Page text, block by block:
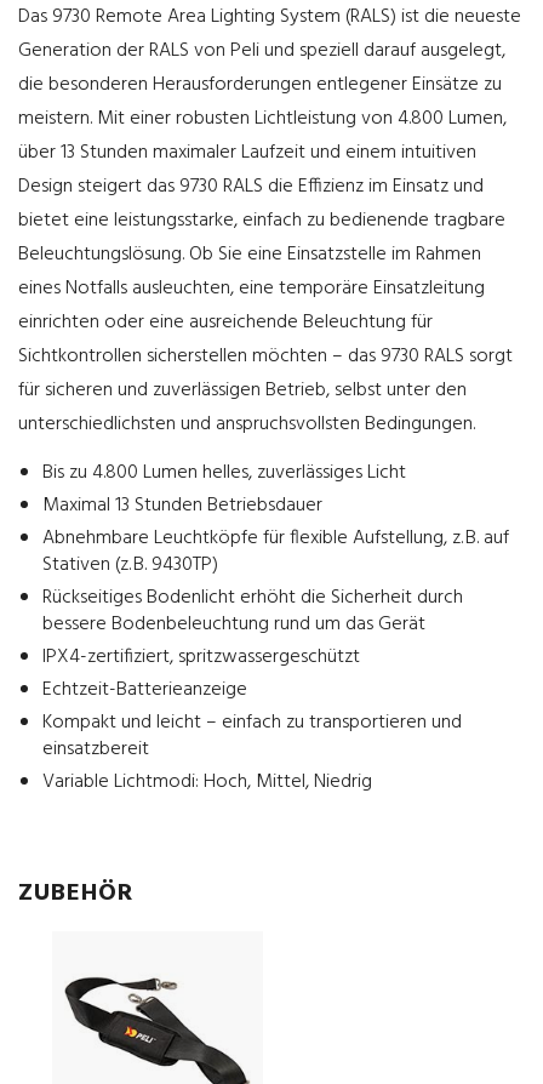
Das 9730 Remote Area Lighting System (RALS) ist die neueste
Generation der RALS von Peli und speziell darauf ausgelegt,
die besonderen Herausforderungen entlegener Einsätze zu
meistern. Mit einer robusten Lichtleistung von 4.800 Lumen,
über 13 Stunden maximaler Laufzeit und einem intuitiven
Design steigert das 9730 RALS die Effizienz im Einsatz und
bietet eine leistungsstarke, einfach zu bedienende tragbare
Beleuchtungslösung. Ob Sie eine Einsatzstelle im Rahmen
eines Notfalls ausleuchten, eine temporäre Einsatzleitung
einrichten oder eine ausreichende Beleuchtung für
Sichtkontrollen sicherstellen möchten – das 9730 RALS sorgt
für sicheren und zuverlässigen Betrieb, selbst unter den
unterschiedlichsten und anspruchsvollsten Bedingungen.
Bis zu 4.800 Lumen helles, zuverlässiges Licht
Maximal 13 Stunden Betriebsdauer
Abnehmbare Leuchtköpfe für flexible Aufstellung, z. B. auf
Stativen (z. B. 9430TP)
Rückseitiges Bodenlicht erhöht die Sicherheit durch
bessere Bodenbeleuchtung rund um das Gerät
IPX4-zertifiziert, spritzwassergeschützt
Echtzeit-Batterieanzeige
Kompakt und leicht – einfach zu transportieren und
einsatzbereit
Variable Lichtmodi: Hoch, Mittel, Niedrig
ZUBEHÖR